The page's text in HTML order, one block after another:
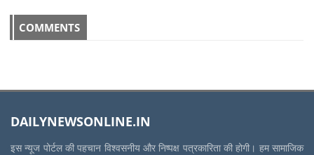
COMMENTS
DAILYNEWSONLINE.IN
इस न्यूज पोर्टल की पहचान विश्वसनीय और निष्पक्ष पत्रकारिता की होगी। हम सामाजिक